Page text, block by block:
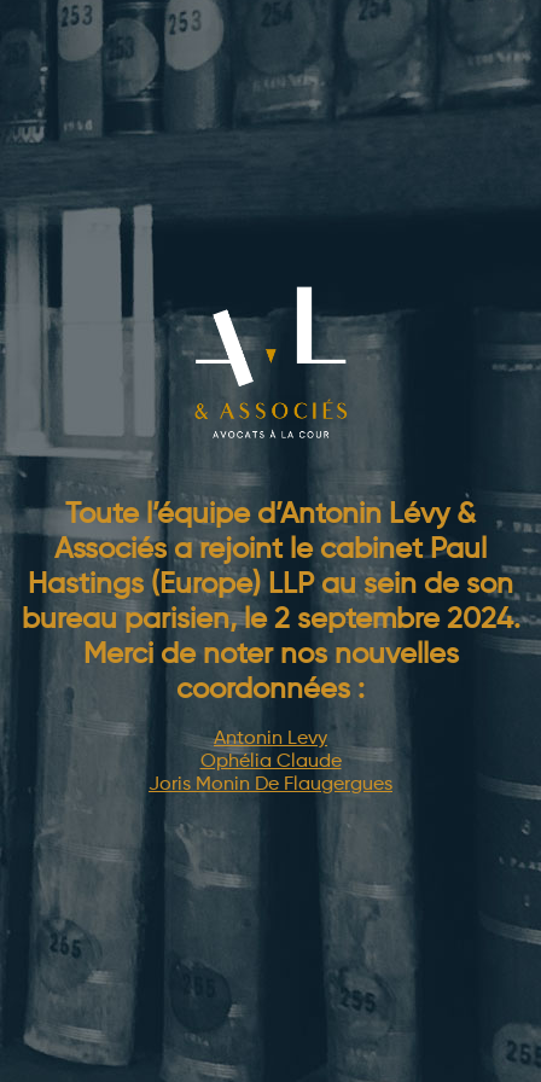
Toute l’équipe d’Antonin Lévy &
Associés a rejoint le cabinet Paul
Hastings (Europe) LLP au sein de son
bureau parisien, le 2 septembre 2024.
Merci de noter nos nouvelles
coordonnées :
Antonin Levy
Ophélia Claude
Joris Monin De Flaugergues